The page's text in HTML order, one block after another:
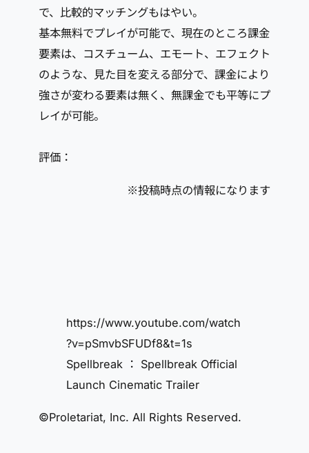
で、比較的マッチングもはやい。
基本無料でプレイが可能で、現在のところ課金
要素は、コスチューム、エモート、エフェクト
のような、見た目を変える部分で、課金により
強さが変わる要素は無く、無課金でも平等にプ
レイが可能。
評価：
※投稿時点の情報になります
https://www.youtube.com/watch
?v=pSmvbSFUDf8&t=1s
Spellbreak ： Spellbreak Official
Launch Cinematic Trailer
©Proletariat, Inc. All Rights Reserved.